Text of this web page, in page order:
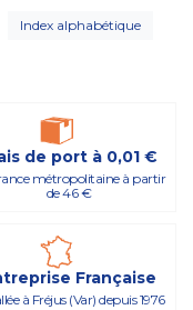
Index alphabétique
de port à 0,01 €
métropolitaine à partir
de 46 €
Française
à Fréjus (Var) depuis 1976